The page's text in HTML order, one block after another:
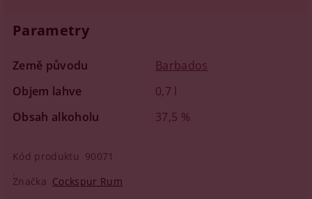
Parametry
Země původu
Barbados
Objem lahve
0,7 l
Obsah alkoholu
37,5 %
Kód produktu 90071
Značka Cockspur Rum